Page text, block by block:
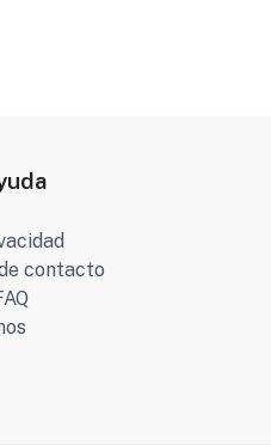
contacto